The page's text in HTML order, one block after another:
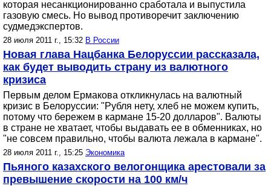
которая несанкционированно сработала и выпустила
газовую смесь. Но вывод противоречит заключению
судмедэкспертов.
28 июля 2011 г., 15:32 В России
Новая глава Нацбанка Белоруссии рассказала,
как будет выводить страну из валютного
кризиса
Первым делом Ермакова откликнулась на валютный
кризис в Белоруссии: "Рубля нету, хлеб не можем купить,
потому что бережем в кармане 15-20 долларов". Валюты
в стране не хватает, чтобы выдавать ее в обменниках, но
"не совсем правильно, чтобы валюта лежала в кармане".
28 июля 2011 г., 15:25 Экономика
Пьяного казахского велогонщика арестовали за
превышение скорости на 100 км/ч